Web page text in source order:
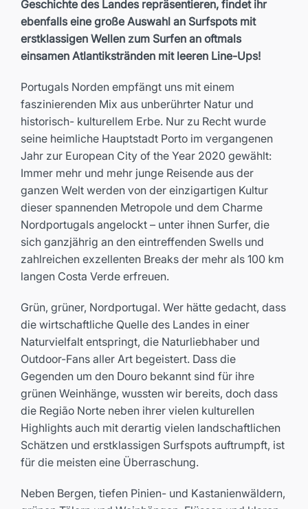
Geschichte des Landes repräsentieren, findet ihr
ebenfalls eine große Auswahl an Surfspots mit
erstklassigen Wellen zum Surfen an oftmals
einsamen Atlantikstränden mit leeren Line-Ups!
Portugals Norden empfängt uns mit einem
faszinierenden Mix aus unberührter Natur und
historisch- kulturellem Erbe. Nur zu Recht wurde
seine heimliche Hauptstadt Porto im vergangenen
Jahr zur European City of the Year 2020 gewählt:
Immer mehr und mehr junge Reisende aus der
ganzen Welt werden von der einzigartigen Kultur
dieser spannenden Metropole und dem Charme
Nordportugals angelockt – unter ihnen Surfer, die
sich ganzjährig an den eintreffenden Swells und
zahlreichen exzellenten Breaks der mehr als 100 km
langen Costa Verde erfreuen.
Grün, grüner, Nordportugal. Wer hätte gedacht, dass
die wirtschaftliche Quelle des Landes in einer
Naturvielfalt entspringt, die Naturliebhaber und
Outdoor-Fans aller Art begeistert. Dass die
Gegenden um den Douro bekannt sind für ihre
grünen Weinhänge, wussten wir bereits, doch dass
die Região Norte neben ihrer vielen kulturellen
Highlights auch mit derartig vielen landschaftlichen
Schätzen und erstklassigen Surfspots auftrumpft, ist
für die meisten eine Überraschung.
Neben Bergen, tiefen Pinien- und Kastanienwäldern,